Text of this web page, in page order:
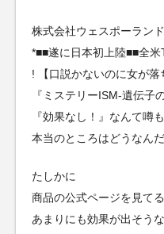
株式会社ウェスポーラン
*■■遂に日本初上陸■■全
! 【口説かないのに女が
『ミステリーISM-遺伝子
『効果なし！』なんて噂
本当のところはどうなん
たしかに
商品の公式ページを見て
あまりにも効果が出そう